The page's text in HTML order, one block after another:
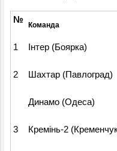
№
Команда
1 Інтер (Боярка)
2 Шахтар (Павлоград)
Динамо (Одеса)
3 Кремінь-2